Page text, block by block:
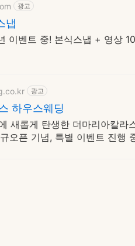
광고
냅
이벤트 중! 본식스냅 + 영상
광고
하우스웨딩
새롭게 탄생한 더마리아칼라
오픈 기념, 특별 이벤트 진행